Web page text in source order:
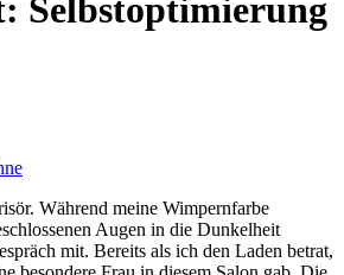
Selbstoptimierung
Während meine Wimpernfarbe
Augen in die Dunkelheit
mit. Bereits als ich den Laden betrat,